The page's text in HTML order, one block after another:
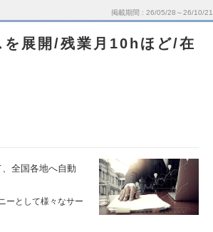
掲載期間 26/05/28～26/10/21
を展開/残業月10hほど/在
全国各地へ自動
ーとして様々なサー